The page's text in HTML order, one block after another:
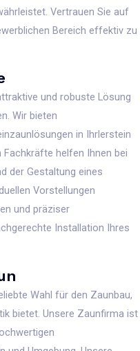
Vertrauen Sie auf
Bereich effektiv zu
und robuste Lösung
Wir bieten
in Ihrlerstein
Fachkräfte helfen Ihnen bei
der Gestaltung eines
Vorstellungen
und präziser
Installation Ihres
Wahl für den Zaunbau,
bietet. Unsere Zaunfirma ist